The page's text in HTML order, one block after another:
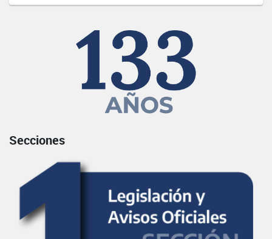
Secciones